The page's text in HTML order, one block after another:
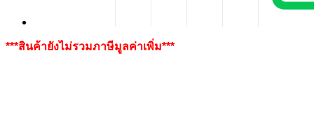
***สินค้ายังไม่รวมภาษีมูลค่าเพิ่ม***